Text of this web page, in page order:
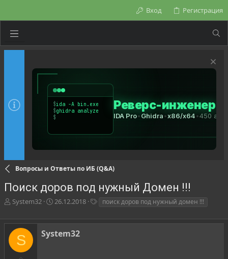
Вход Регистрация
Вопросы и Ответы по ИБ (Q&A)
Поиск доров под нужный Домен !!!
А
т
о
т
System32
Д
т
н
26.12.2018
г
поиск доров под нужный домен !!!
S System32